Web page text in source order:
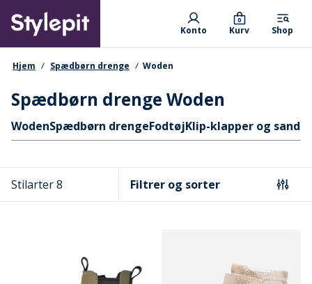
main
content
Primary departments
Konto Kurv
0
Shop
navigationssti
Hjem Spædbørn drenge Woden
Spædbørn drenge Woden
Hurtige links
WodenSpædbørn drengeFodtøjKlip-klapper og
Stilarter 8 Filtrer og sorter